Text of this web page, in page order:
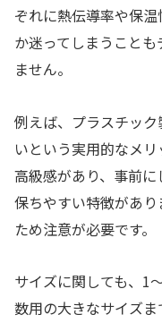
ぞれに熱伝導率や保
か迷ってしまうこと
ません。
例えば、プラスチッ
いという実用的なメ
高級感があり、事前
保ちやすい特徴があ
ため注意が必要です。
サイズに関しても、1
数用の大きなサイズ